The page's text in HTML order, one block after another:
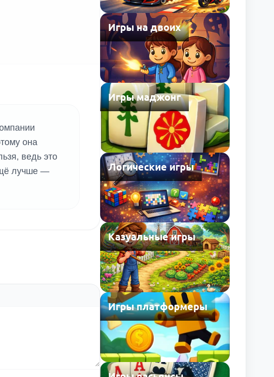
она
ведь это
лучше —
Игры на двоих
Игры маджонг
Логические игры
Казуальные игры
Игры платформеры